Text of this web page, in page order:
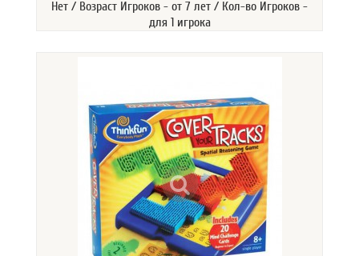
Нет / Возраст Игроков - от 7 лет / Кол-во Игроков -
для 1 игрока